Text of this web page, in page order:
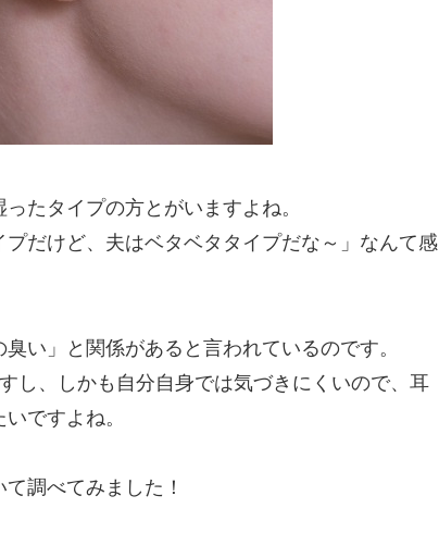
たタイプの方とがいますよね。
だけど、夫はベタベタタイプだな～」なんて感
い」と関係があると言われているのです。
し、しかも自分自身では気づきにくいので、耳
ですよね。
調べてみました！